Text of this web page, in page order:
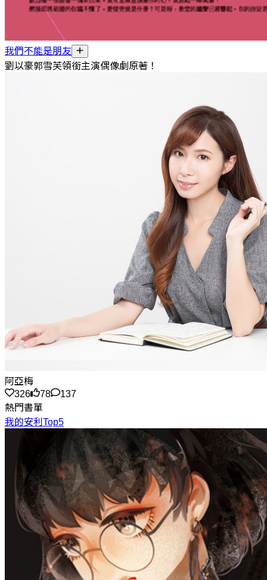
我們不能是朋友
劉以豪郭雪芙領銜主演偶像劇原著！
阿亞梅
326
78
137
熱門書單
我的安利Top5